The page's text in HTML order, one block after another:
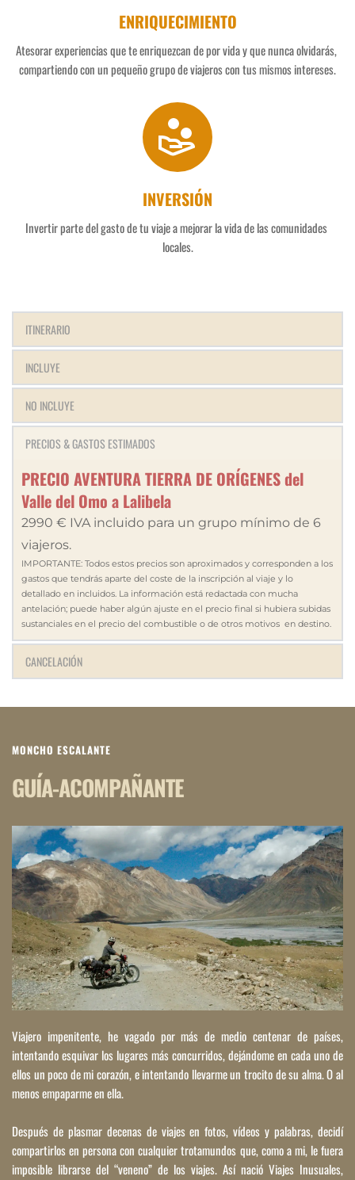
ENRIQUECIMIENTO
Atesorar experiencias que te enriquezcan de por vida y que nunca olvidarás,
compartiendo con un pequeño grupo de viajeros con tus mismos intereses.
INVERSIÓN
Invertir parte del gasto de tu viaje a mejorar la vida de las comunidades
locales.
ITINERARIO
INCLUYE
NO INCLUYE
PRECIOS & GASTOS ESTIMADOS
PRECIO AVENTURA TIERRA DE ORÍGENES del
Valle del Omo a Lalibela
2990 € IVA incluido para un grupo mínimo de 6
viajeros.
IMPORTANTE: Todos estos precios son aproximados y corresponden a los
gastos que tendrás aparte del coste de la inscripción al viaje y lo
detallado en incluidos. La información está redactada con mucha
antelación; puede haber algún ajuste en el precio final si hubiera subidas
sustanciales en el precio del combustible o de otros motivos  en destino.
CANCELACIÓN
MONCHO ESCALANTE
GUÍA-ACOMPAÑANTE
Viajero impenitente, he vagado por más de medio centenar de países,
intentando esquivar los lugares más concurridos, dejándome en cada uno de
ellos un poco de mi corazón, e intentando llevarme un trocito de su alma. O al
menos empaparme en ella.
Después de plasmar decenas de viajes en fotos, vídeos y palabras, decidí
compartirlos en persona con cualquier trotamundos que, como a mi, le fuera
imposible librarse del “veneno” de los viajes. Así nació Viajes Inusuales,